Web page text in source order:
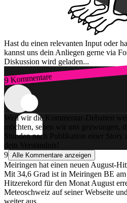
Hast du einen relevanten Input oder
kannst uns dein Anliegen gerne via
Diskussion wird geladen...
9 Kommentare
Zum Login
Weil wir die Kommentar-Debatten
möchten, sehen wir uns gezwungen,
Stunden nach Publikation einer Story
dein Verständnis!
9 Alle Kommentare anzeigen
Meiringen hat einen neuen August-
Mit 34,6 Grad ist in Meiringen BE am
Hitzerekord für den Monat August
Meteoschweiz auf seiner Webseite
weiter aus.